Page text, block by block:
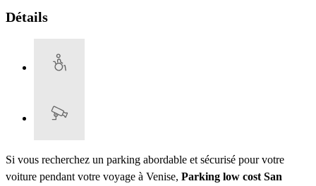
Détails
Si vous recherchez un parking abordable et sécurisé pour votre
voiture pendant votre voyage à Venise, Parking low cost San